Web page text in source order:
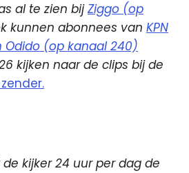
al te zien bijZiggo (op
kunnen abonnees van KPN
Odido (op kanaal 240)
kijken naar de clips bij de
de kijker 24 uur per dag de